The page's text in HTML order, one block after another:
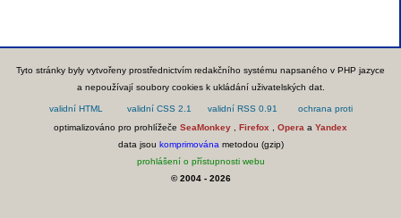
Tyto stránky byly vytvořeny prostřednictvím redakčního systému napsaného v PHP jazyce
a nepoužívají soubory cookies k ukládání uživatelských dat.
optimalizováno pro prohlížeče SeaMonkey Firefox Opera a Yandex
data jsou komprimována metodou (gzip)
prohlášení o přístupnosti webu
© 2004 - 2026